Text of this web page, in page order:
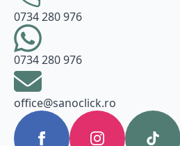
0734 280 976
0734 280 976
office@sanoclick.ro